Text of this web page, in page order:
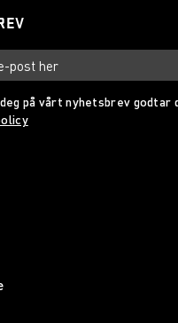
på vårt nyhetsbrev godtar